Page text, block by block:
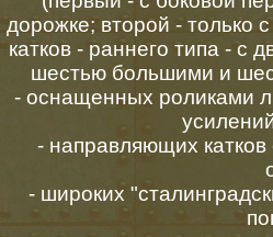
дорожке; второй - только
катков - раннего типа - с
шестью большими и
- оснащенных роликами
- направляющих
- широких